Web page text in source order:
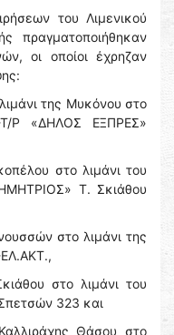
του Λιμενικού
πραγματοποιήθηκαν
οι οποίοι έχρηζαν
της Μυκόνου στο
Ρ «ΔΗΛΟΣ ΕΞΠΡΕΣ»
στο λιμάνι του
Τ. Σκιάθου
στο λιμάνι της
στο λιμάνι του
323 και
Θάσου στο